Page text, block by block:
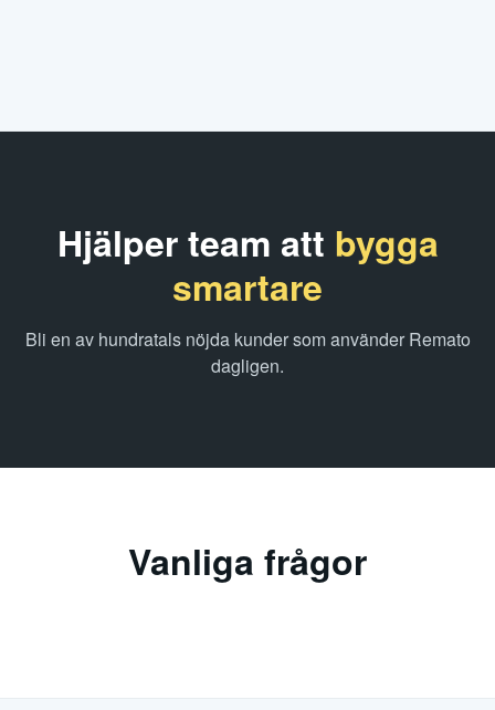
Hjälper team att bygga
smartare
Bli en av hundratals nöjda kunder som använder Remato
dagligen.
Vanliga frågor